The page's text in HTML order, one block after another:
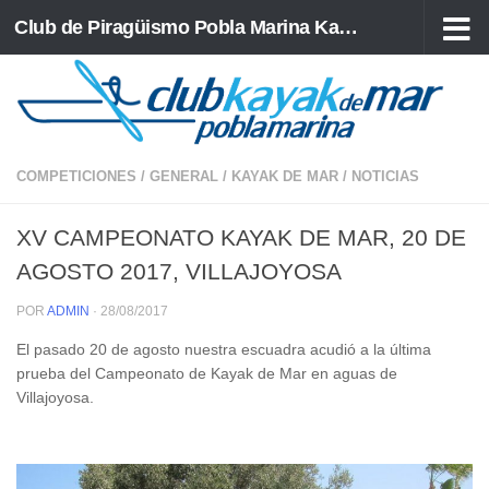
Saltar al contenido Club de Piragüismo Pobla Marina Kayak de Mar
COMPETICIONES / GENERAL / KAYAK DE MAR / NOTICIAS
XV CAMPEONATO KAYAK DE MAR, 20 DE
AGOSTO 2017, VILLAJOYOSA
POR ADMIN · 28/08/2017
El pasado 20 de agosto nuestra escuadra acudió a la última
prueba del Campeonato de Kayak de Mar en aguas de
Villajoyosa.